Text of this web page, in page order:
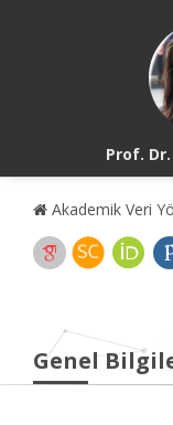
Prof. Dr.
Akademik Veri
Genel